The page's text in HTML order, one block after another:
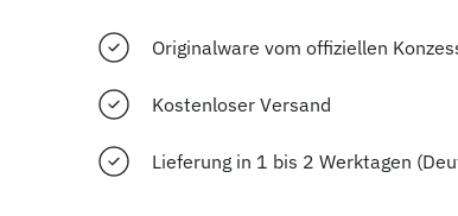
Originalware vom offiziellen
Kostenloser Versand
Lieferung in 1 bis 2 Werktagen